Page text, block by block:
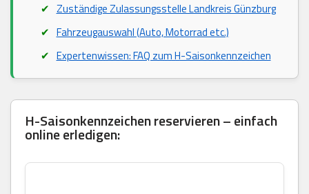
Zuständige Zulassungsstelle Landkreis Günzburg
Fahrzeugauswahl (Auto, Motorrad etc.)
Expertenwissen: FAQ zum H-Saisonkennzeichen
H-Saisonkennzeichen reservieren – einfach
online erledigen: